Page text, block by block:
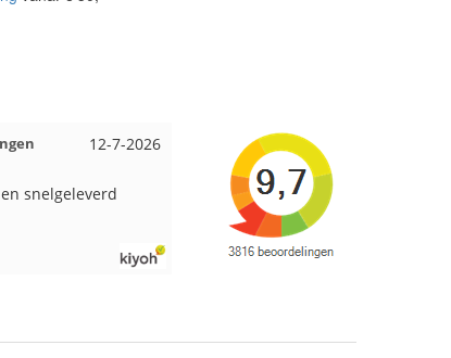
12-7-2026
snelgeleverd
Wendy uit Amsterdam
Ruime keus aan viltwol, mooie
kleuren en goede kwaliteit. Snel
verzonden. Enigste wat ik een
beetje jammer vind is dat alles los
een doos gestopt. Geen kleur